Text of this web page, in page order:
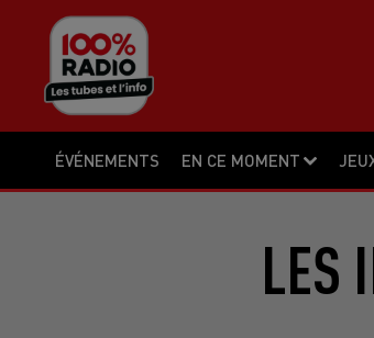
ÉVÉNEMENTS EN CE MOMENT
LES